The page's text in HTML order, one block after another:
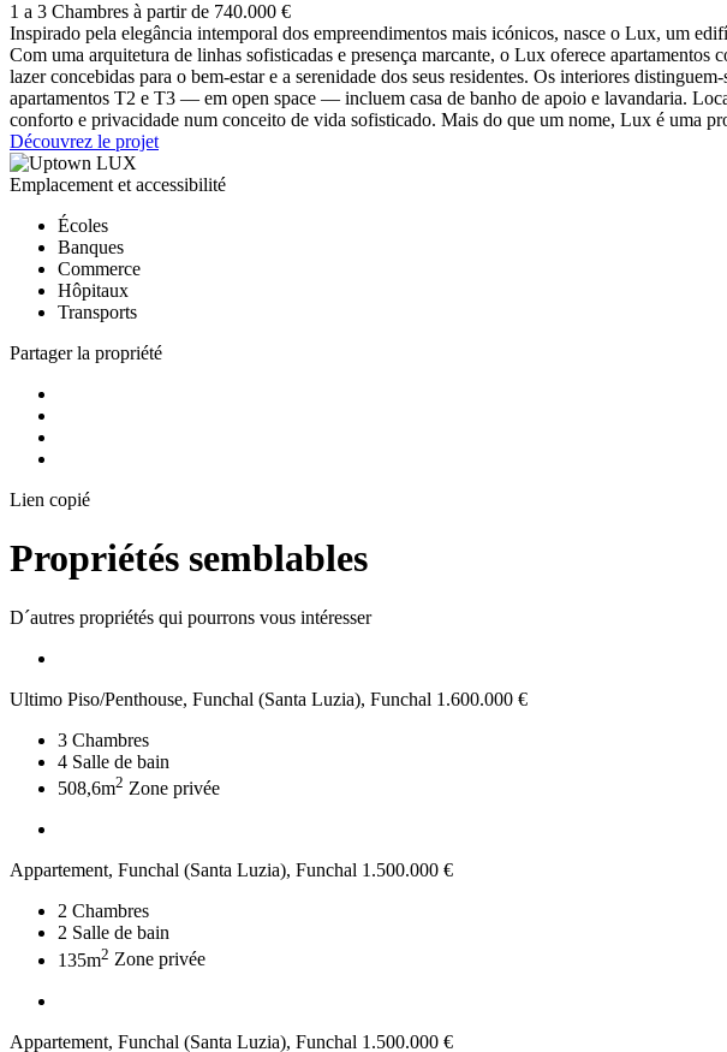
1 a 3 Chambres à partir de 740.000 €
Inspirado pela elegância intemporal dos empreendimentos mais icónicos, nasce o Lux, um
Com uma arquitetura de linhas sofisticadas e presença marcante, o Lux oferece
lazer concebidas para o bem-estar e a serenidade dos seus residentes. Os interiores
apartamentos T2 e T3 — em open space — incluem casa de banho de apoio e lavandaria.
conforto e privacidade num conceito de vida sofisticado. Mais do que um nome, Lux é uma
Découvrez le projet
Emplacement et accessibilité
Écoles
Banques
Commerce
Hôpitaux
Transports
Partager la propriété
Lien copié
Propriétés semblables
D´autres propriétés qui pourrons vous intéresser
Ultimo Piso/Penthouse, Funchal (Santa Luzia), Funchal 1.600.000 €
3 Chambres
4 Salle de bain
508,6m2 Zone privée
Appartement, Funchal (Santa Luzia), Funchal 1.500.000 €
2 Chambres
2 Salle de bain
135m2 Zone privée
Appartement, Funchal (Santa Luzia), Funchal 1.500.000 €